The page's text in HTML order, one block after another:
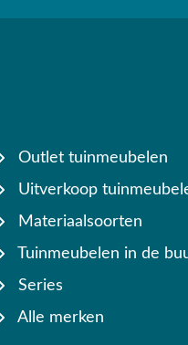
Outlet tuinmeubelen
Uitverkoop
Materiaalsoorten
Tuinmeubelen in de
Series
Alle merken